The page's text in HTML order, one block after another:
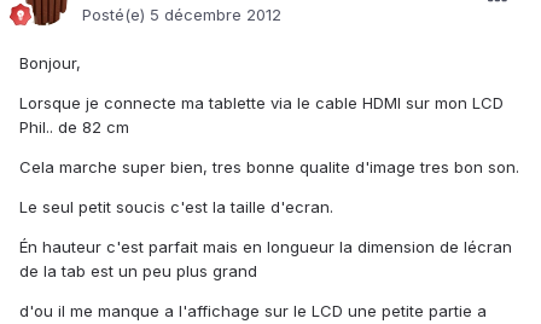
Posté(e) 5 décembre 2012
Bonjour,
Lorsque je connecte ma tablette via le cable HDMI sur mon LCD
Phil.. de 82 cm
Cela marche super bien, tres bonne qualite d'image tres bon son.
Le seul petit soucis c'est la taille d'ecran.
Én hauteur c'est parfait mais en longueur la dimension de lécran
de la tab est un peu plus grand
d'ou il me manque a l'affichage sur le LCD une petite partie a